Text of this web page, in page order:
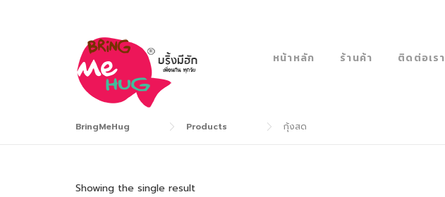
หน้าหลัก ร้านค้า ติดต่อเรา
BringMeHug Products กุ้งสด
Showing the single result